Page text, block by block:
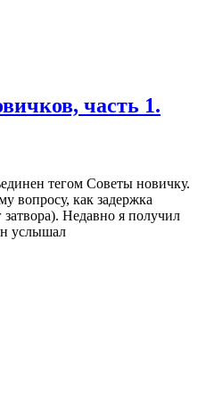
часть 1.
тегом Советы новичку.
вопросу, как задержка
затвора). Недавно я получил
услышал